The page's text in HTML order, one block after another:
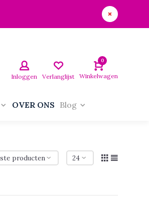
Inloggen Verlanglijst
0
Winkelwagen
OVER ONS Blog